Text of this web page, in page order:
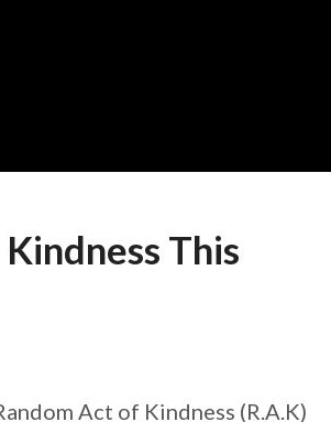
This
Act of Kindness (R.A.K)